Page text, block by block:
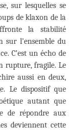
sur lesquelles se
de klaxon de la
la stabilité
sur l’ensemble du
C’est un écho de
rupture, fragile. Le
aussi en deux,
Le dispositif que
autant que
de répondre aux
deviennent cette